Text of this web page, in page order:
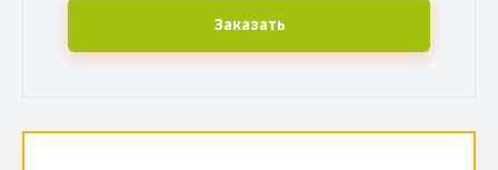
Заказать